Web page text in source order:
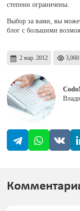
степени ограничены.
Выбор за вами, вы
блог с большими
2 мар. 2012 3,060